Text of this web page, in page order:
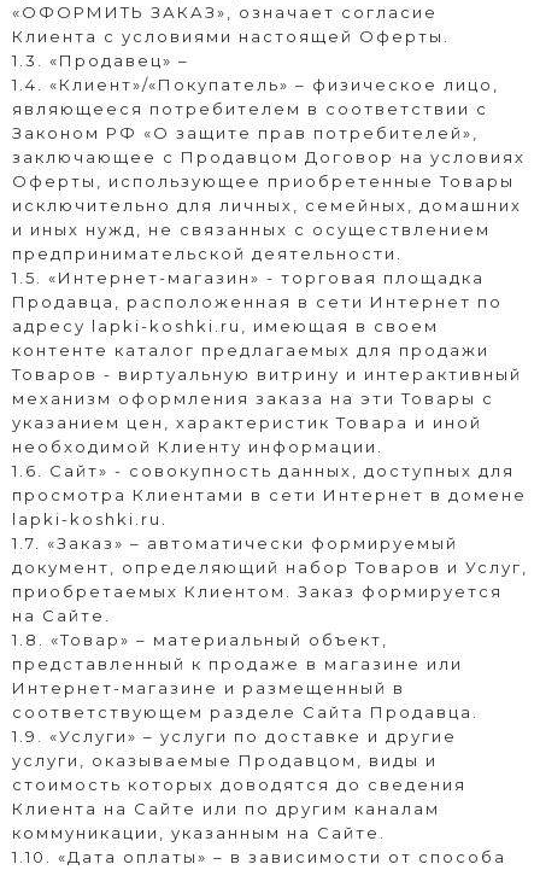
«ОФОРМИТЬ ЗАКАЗ», означает согласие
Клиента с условиями настоящей Оферты.
1.3. «Продавец» –
1.4. «Клиент»/«Покупатель» – физическое лицо,
являющееся потребителем в соответствии с
Законом РФ «О защите прав потребителей»,
заключающее с Продавцом Договор на условиях
Оферты, использующее приобретенные Товары
исключительно для личных, семейных, домашних
и иных нужд, не связанных с осуществлением
предпринимательской деятельности.
1.5. «Интернет-магазин» - торговая площадка
Продавца, расположенная в сети Интернет по
адресу lapki-koshki.ru
, имеющая в своем
контенте каталог предлагаемых для продажи
Товаров - виртуальную витрину и интерактивный
механизм оформления заказа на эти Товары с
указанием цен, характеристик Товара и иной
необходимой Клиенту информации.
1.6. Сайт» - совокупность данных, доступных для
просмотра Клиентами в сети Интернет в домене
lapki-koshki.ru
1.7. «Заказ» – автоматически формируемый
документ, определяющий набор Товаров и Услуг,
приобретаемых Клиентом. Заказ формируется
на Сайте.
1.8. «Товар» – материальный объект,
представленный к продаже в магазине или
Интернет-магазине и размещенный в
соответствующем разделе Сайта Продавца.
1.9. «Услуги» – услуги по доставке и другие
услуги, оказываемые Продавцом, виды и
стоимость которых доводятся до сведения
Клиента на Сайте или по другим каналам
коммуникации, указанным на Сайте.
1.10. «Дата оплаты» – в зависимости от способа